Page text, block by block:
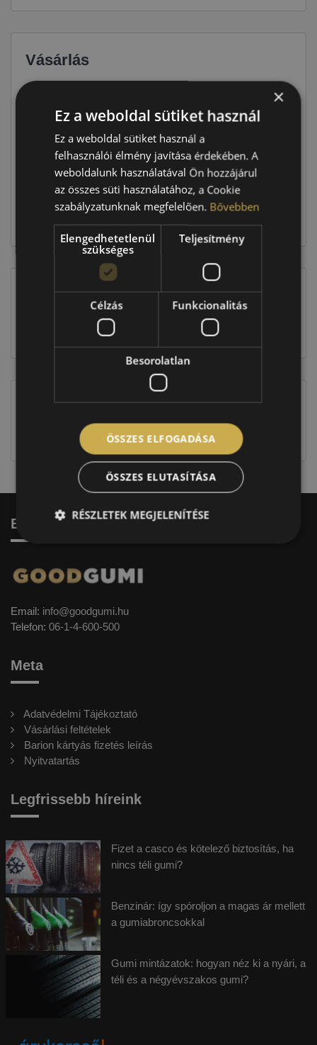
Vásárlás
30 590 Ft
122 360 Ft
Kosárba
EU-s abroncscímke
Figyelem a feltüntetett címke adatok tájékoztató
címkével ellátott abroncs kerül kiszállításra.
Elérhetőség
Email: info@goodgumi.hu
Telefon: 06-1-4-600-500
Meta
Adatvédelmi Tájékoztató
Vásárlási feltételek
Barion kártyás fizetés leírás
Nyitvatartás
Legfrissebb híreink
Fizet a casco és kötelező biztosítás, ha
nincs téli gumi?
Benzinár: így spóroljon a magas ár mellett
a gumiabroncsokkal
Gumi mintázatok: hogyan néz ki a nyári, a
téli és a négyévszakos gumi?
×
Ez a weboldal sütiket használ
Ez a weboldal sütiket használ a
felhasználói élmény javítása érdekében. A
weboldalunk használatával Ön hozzájárul
az összes süti használatához, a Cookie
szabályzatunknak megfelelően. Bővebben
Elengedhetetlenül
szükséges
Teljesítmény
Célzás Funkcionalitás
Besorolatlan
ÖSSZES ELFOGADÁSA
ÖSSZES ELUTASÍTÁSA
RÉSZLETEK MEGJELENÍTÉSE